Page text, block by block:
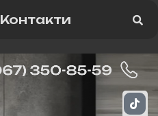
Контакти